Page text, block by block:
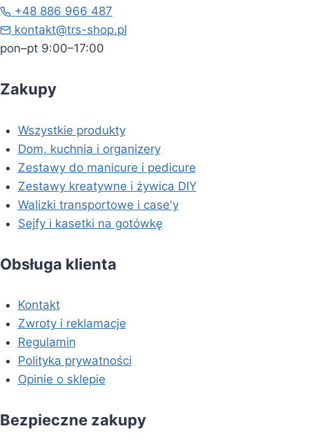
+48 886 966 487
kontakt@trs-shop.pl
pon–pt 9:00–17:00
Zakupy
Wszystkie produkty
Dom, kuchnia i organizery
Zestawy do manicure i pedicure
Zestawy kreatywne i żywica DIY
Walizki transportowe i case'y
Sejfy i kasetki na gotówkę
Obsługa klienta
Kontakt
Zwroty i reklamacje
Regulamin
Polityka prywatności
Opinie o sklepie
Bezpieczne zakupy